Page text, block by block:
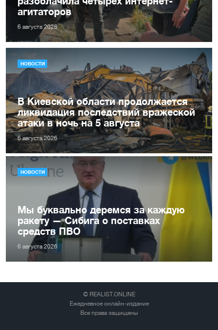
агитаторов
6 августа 2026
НОВОСТИ
В Киевской области продолжается
ликвидация последствий вражеской
атаки в ночь на 5 августа
6 августа 2026
НОВОСТИ
Мы буквально деремся за каждую
ракету — Сибига о поставках
средств ПВО
6 августа 2026
© REALIST.ONLINE
Ежедневное онлайн-издание
Все права защищены